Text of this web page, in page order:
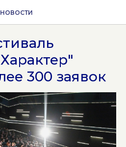
НОВОСТИ
300 заявок